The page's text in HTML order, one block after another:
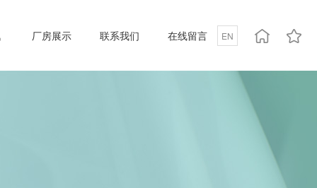
厂房展示 联系我们 在线留言 EN